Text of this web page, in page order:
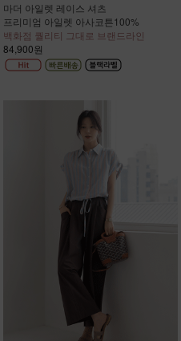
마더 아일렛 레이스 셔츠
프리미엄 아일렛 아사코튼100%
백화점 퀄리티 그대로 브랜드라인
84,900원